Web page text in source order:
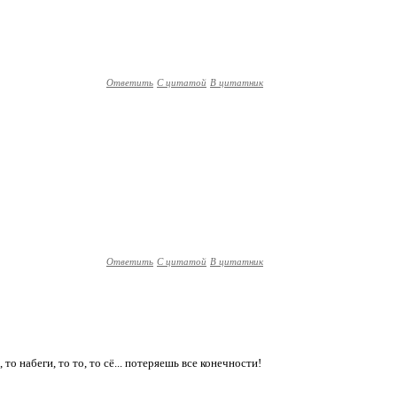
Ответить С цитатой В цитатник
Ответить С цитатой В цитатник
набеги, то то, то сё... потеряешь все конечности!